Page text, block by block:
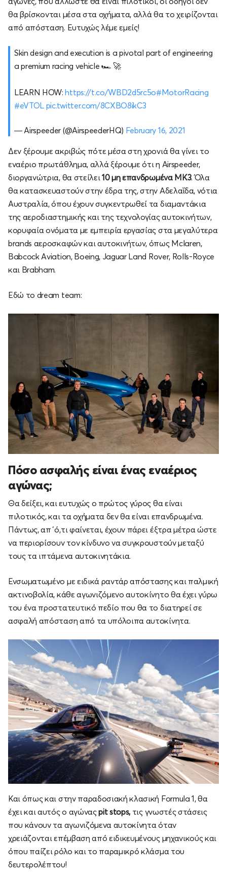
θα βρίσκονται μέσα στα οχήματα, αλλά θα το χειρίζονται
από απόσταση. Ευτυχώς λέμε εμείς!
Skin design and execution is a pivotal part of engineering
a premium racing vehicle 🏎️ 🚀
LEARN HOW:https://t.co/WBD2d5rc5o#MotorRacing
#eVTOL pic.twitter.com/8CXBO8ikC3
— Airspeeder (@AirspeederHQ) February 16, 2021
Δεν ξέρουμε ακριβώς πότε μέσα στη χρονιά θα γίνει το
εναέριο πρωτάθλημα, αλλά ξέρουμε ότι η Airspeeder,
διοργανώτρια, θα στείλει10 μη επανδρωμένα MK3. Όλα
θα κατασκευαστούν στην έδρα της, στην Αδελαΐδα, νότια
Αυστραλία, όπου έχουν συγκεντρωθεί τα διαμαντάκια
της αεροδιαστημικής και της τεχνολογίας αυτοκινήτων,
κορυφαία ονόματα με εμπειρία εργασίας στα μεγαλύτερα
brands αεροσκαφών και αυτοκινήτων, όπως Mclaren,
Babcock Aviation, Boeing, Jaguar Land Rover, Rolls-Royce
και Brabham.
Εδώ το dream team:
Πόσο ασφαλής είναι ένας εναέριος
αγώνας;
Θα δείξει, και ευτυχώς ο πρώτος γύρος θα είναι
πιλοτικός, και τα οχήματα δεν θα είναι επανδρωμένα.
Πάντως, απ΄ό,τι φαίνεται, έχουν πάρει έξτρα μέτρα ώστε
να περιορίσουν τον κίνδυνο να συγκρουστούν μεταξύ
τους τα ιπτάμενα αυτοκινητάκια.
Ενσωματωμένο με ειδικά ραντάρ απόστασης και παλμική
ακτινοβολία, κάθε αγωνιζόμενο αυτοκίνητο θα έχει γύρω
του ένα προστατευτικό πεδίο που θα το διατηρεί σε
ασφαλή απόσταση από τα υπόλοιπα αυτοκίνητα.
Και όπως και στην παραδοσιακή κλασική Formula 1, θα
έχει και αυτός ο αγώναςpit stops, τις γνωστές στάσεις
που κάνουν τα αγωνιζόμενα αυτοκίνητα όταν
χρειάζονται επέμβαση από ειδικευμένους μηχανικούς και
όπου παίζει ρόλο και το παραμικρό κλάσμα του
δευτερολέπτου!